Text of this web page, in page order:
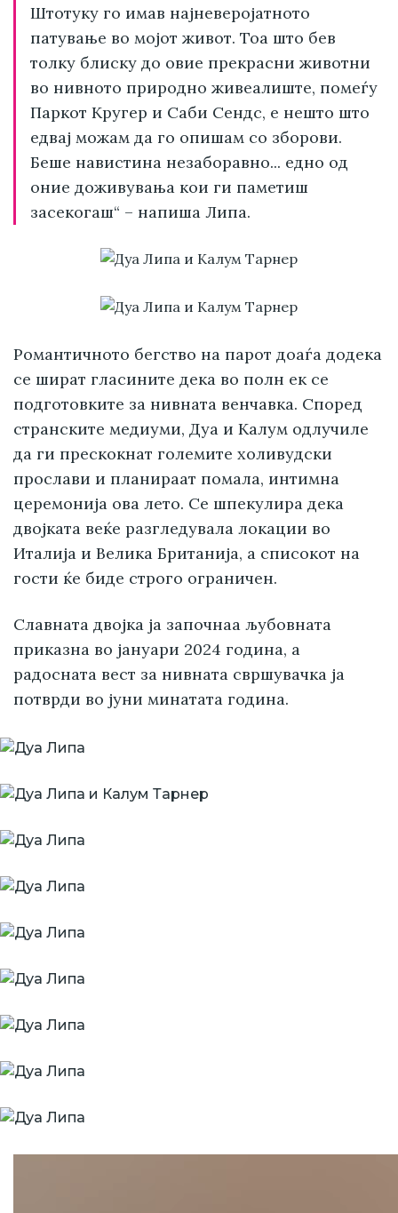
Штотуку го имав најневеројатното
патување во мојот живот. Тоа што бев
толку блиску до овие прекрасни животни
во нивното природно живеалиште, помеѓу
Паркот Кругер и Саби Сендс, е нешто што
едвај можам да го опишам со зборови.
Беше навистина незаборавно... едно од
оние доживувања кои ги паметиш
засекогаш“ – напиша Липа.
Романтичното бегство на парот доаѓа додека
се шират гласините дека во полн ек се
подготовките за нивната венчавка. Според
странските медиуми, Дуа и Калум одлучиле
да ги прескокнат големите холивудски
прослави и планираат помала, интимна
церемонија ова лето. Се шпекулира дека
двојката веќе разгледувала локации во
Италија и Велика Британија, а списокот на
гости ќе биде строго ограничен.
Славната двојка ја започнаа љубовната
приказна во јануари 2024 година, а
радосната вест за нивната свршувачка ја
потврди во јуни минатата година.